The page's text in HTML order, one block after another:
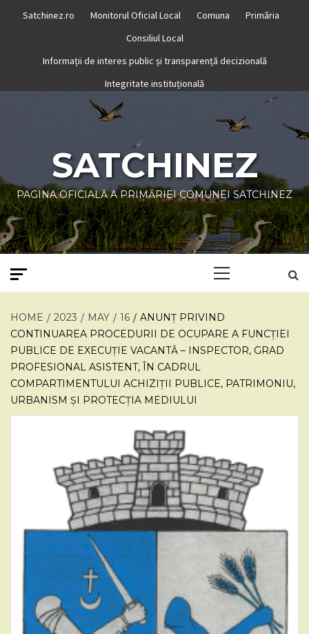
Satchinez.ro Monitorul Oficial Local Comuna
Primăria
Consiliul Local
Informații de interes public și transparență decizională
Integritate instituțională
SATCHINEZ
PAGINA OFICIALĂ A PRIMĂRIEI COMUNEI SATCHINEZ
HOME 2023 MAY 16
ANUNȚ PRIVIND
CONTINUAREA PROCEDURII DE OCUPARE A FUNCȚIEI
PUBLICE DE EXECUȚIE VACANTĂ – INSPECTOR, GRAD
PROFESIONAL ASISTENT, ÎN CADRUL
COMPARTIMENTULUI ACHIZIȚII PUBLICE, PATRIMONIU,
URBANISM ȘI PROTECȚIA MEDIULUI